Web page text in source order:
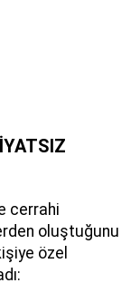
cerrahi
oluştuğunu
özel